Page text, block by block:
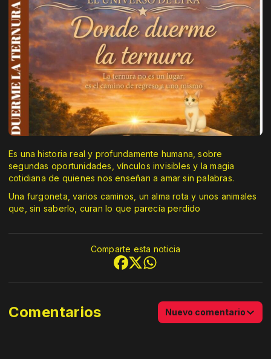
Es una historia real y profundamente humana, sobre
segundas oportunidades, vínculos invisibles y la magia
cotidiana de quienes nos enseñan a amar sin palabras.
Una furgoneta, varios caminos, un alma rota y unos animales
que, sin saberlo, curan lo que parecía perdido
Comparte esta noticia
Comentarios Nuevo comentario